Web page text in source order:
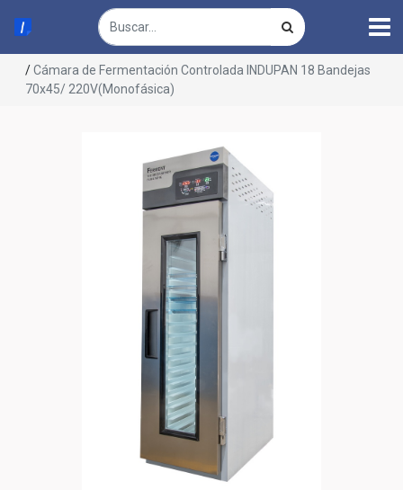
/Cámara de Fermentación Controlada INDUPAN 18 Bandejas
70x45/ 220V(Monofásica)